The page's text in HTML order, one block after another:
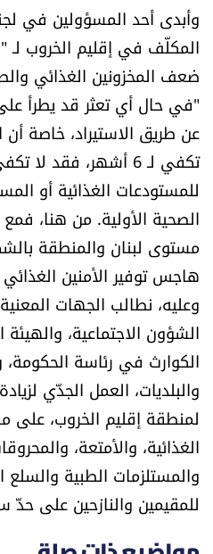
وأبدى أحد المسؤولين في
المكلّف في إقليم الخروب
ضعف المخزونين الغذائي
"في حال أي تعثر قد يطرأ
عن طريق الاستيراد، خاصة
تكفي لـ 6 أشهر، فقد
للمستودعات الغذائية أو
الصحية الأولية. من هنا،
مستوى لبنان والمنطقة
هاجس توفير الأمنين
وعليه، نطالب الجهات
الشؤون الاجتماعية، والهيئة
الكوارث في رئاسة
والبلديات، العمل الجدّي
لمنطقة إقليم الخروب،
الغذائية، والأمتعة،
والمستلزمات الطبية والسلع
للمقيمين والنازحين على حدّ